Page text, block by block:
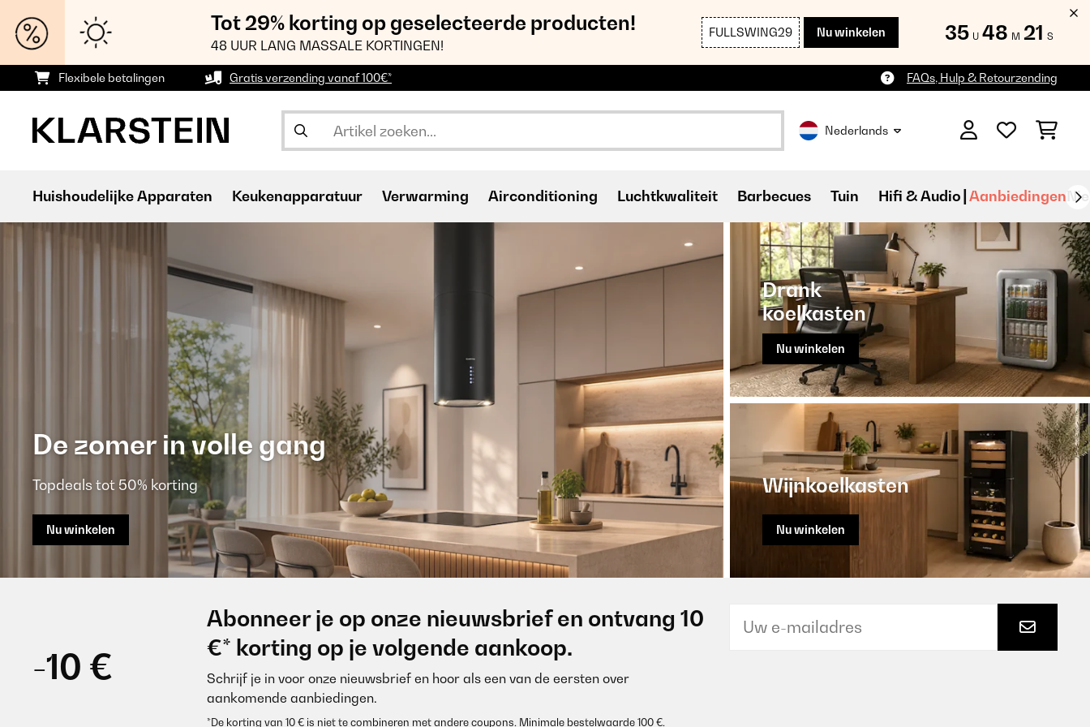
Tot 29% korting op geselecteerde producten!
48 UUR LANG MASSALE KORTINGEN!
FULLSWING29 Nu winkelen 35 U 48 M 19 S
Flexibele betalingen Gratis verzending vanaf 100€* FAQs, Hulp & Retourzending
Nederlands
Huishoudelijke Apparaten Keukenapparatuur Verwarming Airconditioning Luchtkwaliteit Barbecues Tuin Hifi & Audio Aanbiedingen
De zomer in volle gang
Topdeals tot 50% korting
Nu winkelen
Drank
koelkasten
Nu winkelen
Wijnkoelkasten
Nu winkelen
-10 €
Abonneer je op onze nieuwsbrief en ontvang 10
€* korting op je volgende aankoop.
Schrijf je in voor onze nieuwsbrief en hoor als een van de eersten over
aankomende aanbiedingen.
*De korting van 10 € is niet te combineren met andere coupons. Minimale bestelwaarde 100 €.